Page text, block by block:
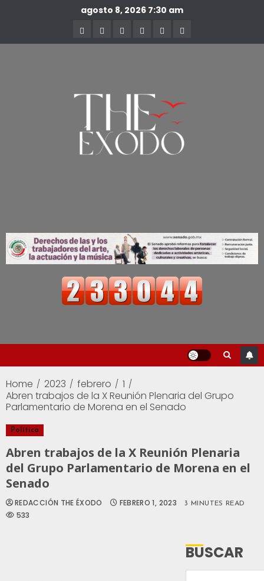
agosto 8, 2026 7:30 am
Home 2023 febrero
1
Abren trabajos de la X Reunión Plenaria del Grupo
Parlamentario de Morena en el Senado
Política
Abren trabajos de la X Reunión Plenaria
del Grupo Parlamentario de Morena en el
Senado
REDACCIÓN THE ÉXODO FEBRERO 1, 2023 3 MINUTES READ
533
BUSCAR